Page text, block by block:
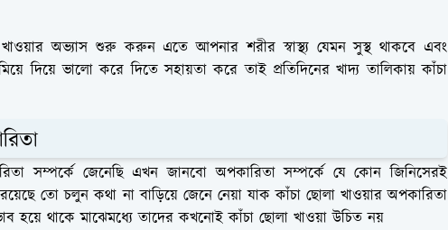
খাওয়ার অভ্যাস শুরু করুন এতে আপনার শরীর স্বাস্থ্য যেমন সুস্থ থাকবে এবং
দিয়ে ভালো করে দিতে সহায়তা করে তাই প্রতিদিনের খাদ্য তালিকায় কাঁচা
সম্পর্কে জেনেছি এখন জানবো অপকারিতা সম্পর্কে যে কোন জিনিসেরই
তো চলুন কথা না বাড়িয়ে জেনে নেয়া যাক কাঁচা ছোলা খাওয়ার অপকারিতা
হয়ে থাকে মাঝেমধ্যে তাদের কখনোই কাঁচা ছোলা খাওয়া উচিত নয়